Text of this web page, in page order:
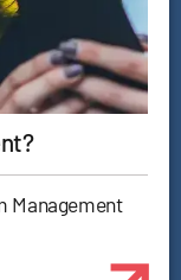
Management